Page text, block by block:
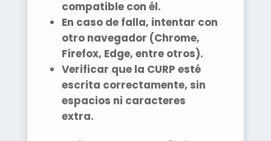
compatible con él.
En caso de falla, intentar con
otro navegador (Chrome,
Firefox, Edge, entre otros).
Verificar que la CURP esté
escrita correctamente, sin
espacios ni caracteres
extra.